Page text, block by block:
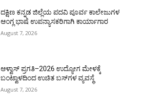
ದಕ್ಷಿಣ ಕನ್ನಡ ಜಿಲ್ಲೆಯ ಪದವಿ ಪೂರ್ವ ಕಾಲೇಜುಗಳ
ಆಂಗ್ಲ ಭಾಷೆ ಉಪನ್ಯಾಸಕರಿಗಾಗಿ ಕಾರ್ಯಾಗಾರ
August 7, 2026
ಆಳ್ವಾಸ್ ಪ್ರಗತಿ–2026 ಉದ್ಯೋಗ ಮೇಳಕ್ಕೆ
ಬಂಟ್ವಾಳದಿಂದ ಉಚಿತ ಬಸ್‌ಗಳ ವ್ಯವಸ್ಥೆ
August 7, 2026